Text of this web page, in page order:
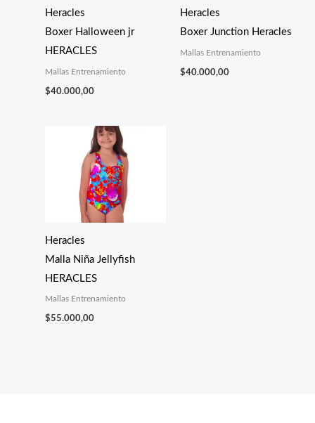
Heracles
Boxer Halloween jr
HERACLES
Mallas Entrenamiento
$40.000,00
Heracles
Boxer Junction Heracles
Mallas Entrenamiento
$40.000,00
Heracles
Malla Niña Jellyfish
HERACLES
Mallas Entrenamiento
$55.000,00